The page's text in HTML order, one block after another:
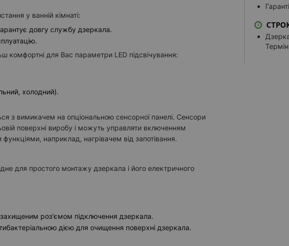
Тепле
у ванній кімнаті:
довгу службу дзеркала.
комфортні для Вас параметри LED підсвічування:
холодний).
з вимикачем на опціональною сенсорної панелі. Сенсори
поверхні виробу і можуть управляти включенням
функціями, наприклад, нагрівачем від запотівання.
для простого монтажу дзеркала і його електричного
роз'ємом підключення дзеркала.
дією для очищення поверхні дзеркала.